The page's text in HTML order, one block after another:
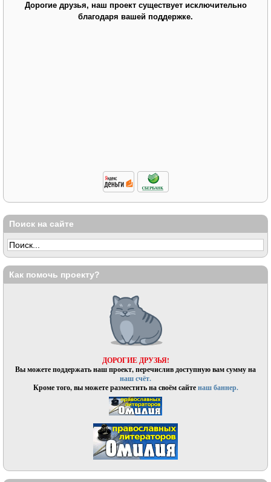
Дорогие друзья, наш проект существует исключительно
благодаря вашей поддержке.
Поиск на сайте
Как помочь проекту?
ДОРОГИЕ ДРУЗЬЯ!
Вы можете поддержать наш проект, перечислив доступную вам сумму на
наш счёт.
Кроме того, вы можете разместить на своём сайтенаш баннер.